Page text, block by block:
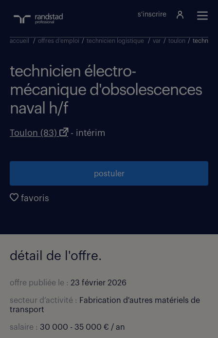
s'inscrire
accueil / offres d'emploi / technicien logistique / var / toulon /
technicien électro-
mécanique d'obsolescences
naval h/f
Toulon (83) - intérim
postuler
favoris
détail de l'offre.
offre publiée le : 23 février 2026
secteur d’activité : Fabrication d'autres matériels de
transport
salaire : 30 000 - 35 000 € / an